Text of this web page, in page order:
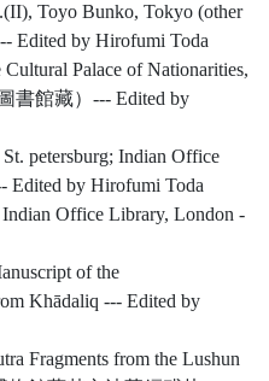
Toyo Bunko, Tokyo (other
Edited by Hirofumi Toda
Palace of Nationarities,
書館藏）--- Edited by
petersburg; Indian Office
Edited by Hirofumi Toda
Office Library, London -
of the
Khādaliq --- Edited by
Fragments from the Lushun